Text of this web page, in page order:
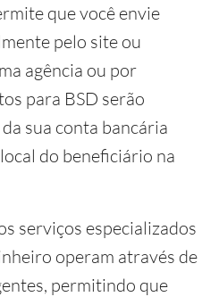
que você envie
pelo site ou
agência ou por
para BSD serão
sua conta bancária
do beneficiário na
serviços especializados
operam através de
permitindo que